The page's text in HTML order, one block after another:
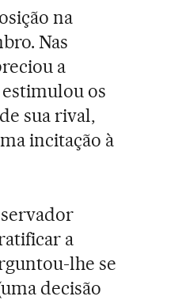
na
Nas
a
os
sua rival,
incitação à
a
lhe se
decisão